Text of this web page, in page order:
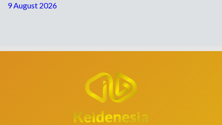
9 August 2026